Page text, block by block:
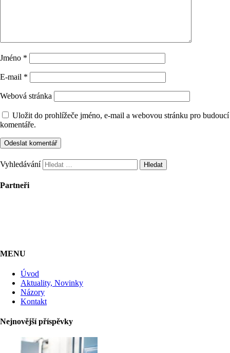
Jméno *
E-mail *
Webová stránka
Uložit do prohlížeče jméno, e-mail a webovou stránku pro budoucí
komentáře.
Vyhledávání
Partneři
MENU
Úvod
Aktuality, Novinky
Názory
Kontakt
Nejnovější příspěvky